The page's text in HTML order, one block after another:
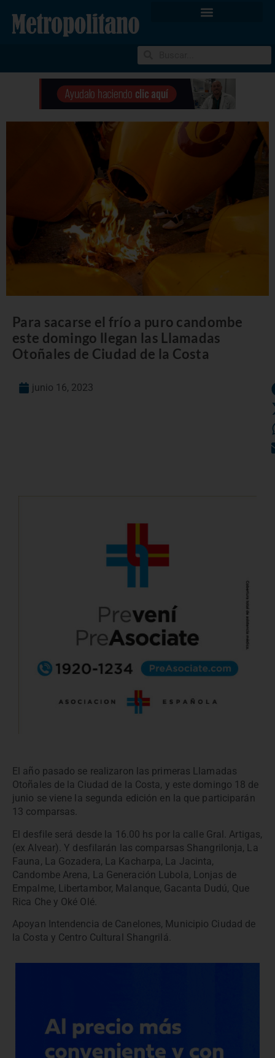
Para sacarse el frío a puro candombe
este domingo llegan las Llamadas
Otoñales de Ciudad de la Costa
junio 16, 2023
El año pasado se realizaron las primeras Llamadas
Otoñales de la Ciudad de la Costa, y este domingo 18 de
junio se viene la segunda edición en la que participarán
13 comparsas.
El desfile será desde la 16.00 hs por la calle Gral. Artigas,
(ex Alvear). Y desfilarán las comparsas Shangrilonja, La
Fauna, La Gozadera, La Kacharpa, La Jacinta,
Candombe Arena, La Generación Lubola, Lonjas de
Empalme, Libertambor, Malanque, Gacanta Dudú, Que
Rica Che y Oké Olé.
Apoyan Intendencia de Canelones, Municipio Ciudad de
la Costa y Centro Cultural Shangrilá.